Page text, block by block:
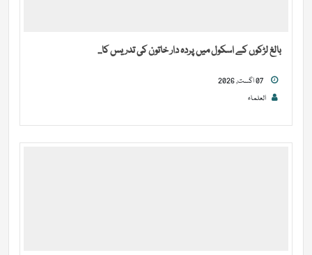
بالغ لڑکوں کے اسکول میں پردہ دار خاتون کی تدریس کا...
العلماء